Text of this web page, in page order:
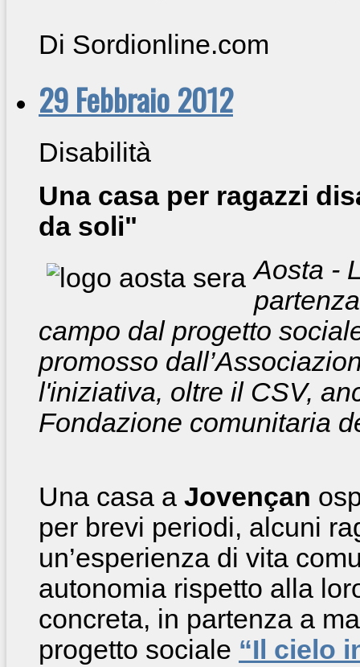
Di Sordionline.com
29 Febbraio 2012
Disabilità
Una casa per ragazzi
da soli"
Aosta -
campo dal progetto
promosso
l'iniziativa, oltre il CSV,
Fondazione comunitaria
Una casa a Jovençan
per brevi periodi, alcuni
un’esperienza di vita
autonomia rispetto alla
concreta, in partenza a
progetto sociale “Il cielo